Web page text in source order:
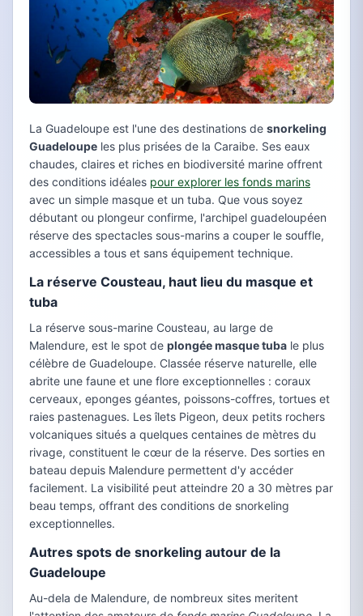
La Guadeloupe est l'une des destinations de snorkeling
Guadeloupe les plus prisées de la Caraibe. Ses eaux
chaudes, claires et riches en biodiversité marine offrent
des conditions idéales pour explorer les fonds marins
avec un simple masque et un tuba. Que vous soyez
débutant ou plongeur confirme, l'archipel guadeloupéen
réserve des spectacles sous-marins a couper le souffle,
accessibles a tous et sans équipement technique.
La réserve Cousteau, haut lieu du masque et
tuba
La réserve sous-marine Cousteau, au large de
Malendure, est le spot de plongée masque tuba le plus
célèbre de Guadeloupe. Classée réserve naturelle, elle
abrite une faune et une flore exceptionnelles : coraux
cerveaux, eponges géantes, poissons-coffres, tortues et
raies pastenagues. Les îlets Pigeon, deux petits rochers
volcaniques situés a quelques centaines de mètres du
rivage, constituent le cœur de la réserve. Des sorties en
bateau depuis Malendure permettent d'y accéder
facilement. La visibilité peut atteindre 20 a 30 mètres par
beau temps, offrant des conditions de snorkeling
exceptionnelles.
Autres spots de snorkeling autour de la
Guadeloupe
Au-dela de Malendure, de nombreux sites meritent